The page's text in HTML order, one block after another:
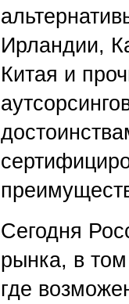
Ирландии,
Китая и
Сегодня
рынка, в
где